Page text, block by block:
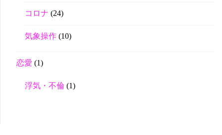
コロナ (24)
気象操作(10)
恋愛 (1)
浮気・不倫 (1)